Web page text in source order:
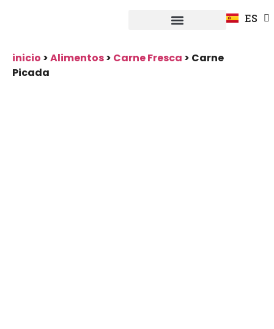
ES
DE
inicio >Alimentos> Carne Fresca > Carne
Picada